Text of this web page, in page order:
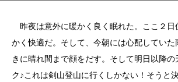
昨夜は意外に暖かく良く眠れた。ここ２日
かく快適だ。そして、今朝には心配していた
きに晴れ間まで顔をだす。そして明日以降
ク♪これは剣山登山に行くしかない！そうと